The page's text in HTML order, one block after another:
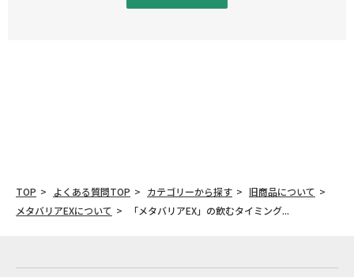
TOP よくある質問TOP カテゴリーから探す
旧商品について
メタバリアEXについて
「メタバリアEX」の飲むタイミング...